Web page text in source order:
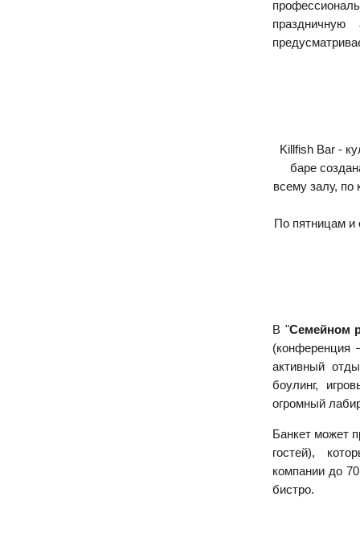
Killfish Bar -
баре
всему залу,
По пятницам и
В "Семейном
(конференция
активный
боулинг,
огромный
Банкет может
гостей),
компании до
бистро.